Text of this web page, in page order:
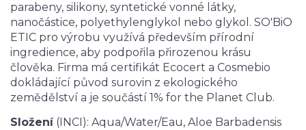
parabeny, silikony, syntetické vonné látky,
nanočástice, polyethylenglykol nebo glykol. SO'BiO
ETIC pro výrobu využívá především přírodní
ingredience, aby podpořila přirozenou krásu
člověka. Firma má certifikát Ecocert a Cosmebio
dokládající původ surovin z ekologického
zemědělství a je součástí 1% for the Planet Club.
Složení(INCI): Aqua/Water/Eau, Aloe Barbadensis